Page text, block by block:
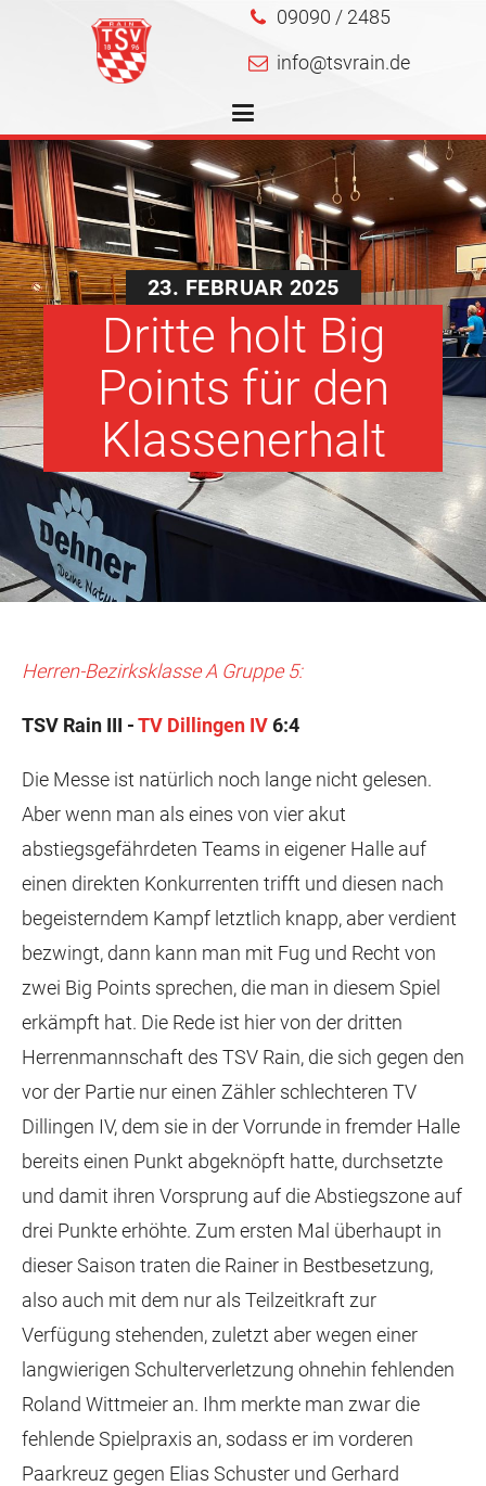
09090 / 2485
info@tsvrain.de
23. FEBRUAR 2025
Dritte holt Big
Points für den
Klassenerhalt
Herren-Bezirksklasse A Gruppe 5:
TSV Rain III -TV Dillingen IV6:4
Die Messe ist natürlich noch lange nicht gelesen.
Aber wenn man als eines von vier akut
abstiegsgefährdeten Teams in eigener Halle auf
einen direkten Konkurrenten trifft und diesen nach
begeisterndem Kampf letztlich knapp, aber verdient
bezwingt, dann kann man mit Fug und Recht von
zwei Big Points sprechen, die man in diesem Spiel
erkämpft hat. Die Rede ist hier von der dritten
Herrenmannschaft des TSV Rain, die sich gegen den
vor der Partie nur einen Zähler schlechteren TV
Dillingen IV, dem sie in der Vorrunde in fremder Halle
bereits einen Punkt abgeknöpft hatte, durchsetzte
und damit ihren Vorsprung auf die Abstiegszone auf
drei Punkte erhöhte. Zum ersten Mal überhaupt in
dieser Saison traten die Rainer in Bestbesetzung,
also auch mit dem nur als Teilzeitkraft zur
Verfügung stehenden, zuletzt aber wegen einer
langwierigen Schulterverletzung ohnehin fehlenden
Roland Wittmeier an. Ihm merkte man zwar die
fehlende Spielpraxis an, sodass er im vorderen
Paarkreuz gegen Elias Schuster und Gerhard